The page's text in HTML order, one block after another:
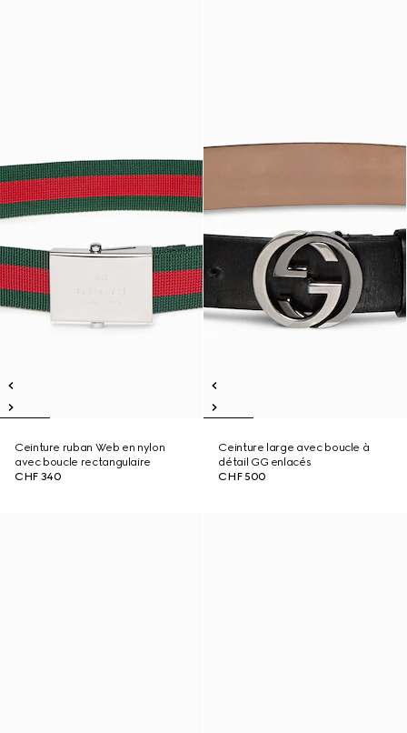
Ceinture ruban Web en nylon
avec boucle rectangulaire
CHF 340
Ceinture large avec boucle à
détail GG enlacés
CHF 500